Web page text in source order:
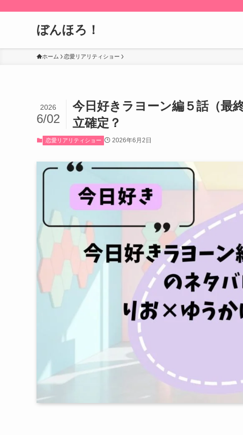
ぼんほろ！
ホーム 恋愛リアリティショー
今日好きラヨーン編５話（最
立確定？
2026
6/02
恋愛リアリティショー 2026年6月2日